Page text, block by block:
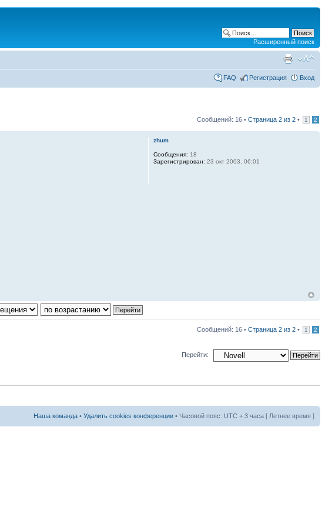
Расширенный поиск
FAQ Регистрация Вход
Сообщений: 16 • Страница 2 из 2 • 1 2
zhum
Сообщения: 18
Зарегистрирован: 23 окт 2003, 06:01
Сообщений: 16 • Страница 2 из 2 • 1 2
Перейти:
Наша команда • Удалить cookies конференции • Часовой пояс: UTC + 3 часа [ Летнее время ]